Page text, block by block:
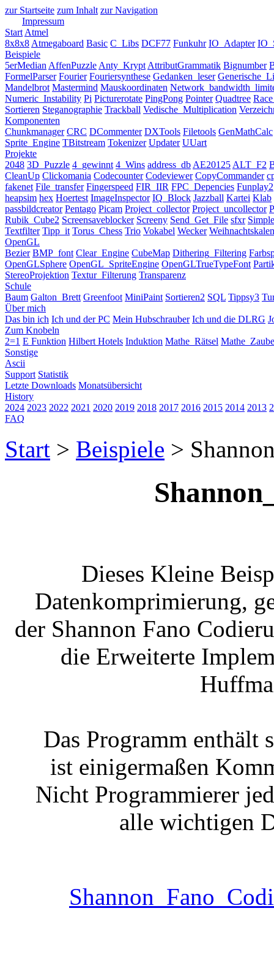
zur Startseite zum Inhalt zur Navigation
Impressum
Start Atmel
8x8x8 Atmegaboard Basic C_Libs DCF77 Funkuhr IO_Adapter
Beispiele
5erMedian AffenPuzzle Anty_Krypt AttributGrammatik Bignumber
FormelParser Fourier Fouriersynthese Gedanken_leser
Mandelbrot Mastermind Mauskoordinaten
Numeric_Instability Pi Picturerotate PingPong Pointer Quadtree
Sortieren Steganographie Trackball Vedische_Multiplication
Komponenten
Chunkmanager CRC DCommenter DXTools Filetools GenMathCalc
Sprite_Engine TBitstream Tokenizer Updater UUart
Projekte
2048 3D_Puzzle 4_gewinnt 4_Wins address_db AE20125 ALT_F2
CleanUp Clickomania Codecounter Codeviewer CopyCommander
fakenet File_transfer Fingerspeed FIR_IIR FPC_Depencies Funplay2
heapsim hex Hoertest ImageInspector IQ_Block Jazzball Kartei Klab
passbildcreator Pentago Picam Project_collector Project_uncollector
Rubik_Cube2 Screensaveblocker Screeny Send_Get_File sfxr
Textfilter Tipp_it Torus_Chess Trio Vokabel Wecker
OpenGL
Bezier BMP_font Clear_Engine CubeMap Dithering_Filtering
OpenGLSphere OpenGL_SpriteEngine OpenGLTrueTypeFont
StereoProjektion Textur_Filterung Transparenz
Schule
Baum Galton_Brett Greenfoot MiniPaint Sortieren2 SQL Tippsy3
Über mich
Das bin ich Ich und der PC Mein Hubschrauber Ich und die DLRG
Zum Knobeln
2=1 E Funktion Hilbert Hotels Induktion Mathe_Rätsel
Sonstige
Ascii
Support Statistik
Letzte Downloads Monatsübersicht
History
2024 2023 2022 2021 2020 2019 2018 2017 2016 2015 2014 2013
FAQ
Start > Beispiele >
Dieses Kleine
Datenkomprimierung,
der Shannon Fano
die Erweiterte
Das Programm enthält
ist einigermaßen
Nicht Programmierer
alle wichtigen